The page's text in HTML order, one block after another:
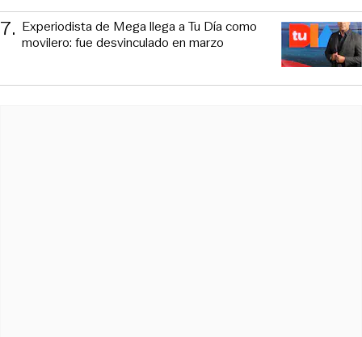
7. Experiodista de Mega llega a Tu Día como
movilero: fue desvinculado en marzo